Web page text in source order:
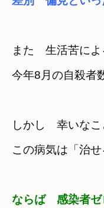
また　生活苦に
今年8月の自殺者
しかし　幸いなこ
この病気は「治
ならば　感染者